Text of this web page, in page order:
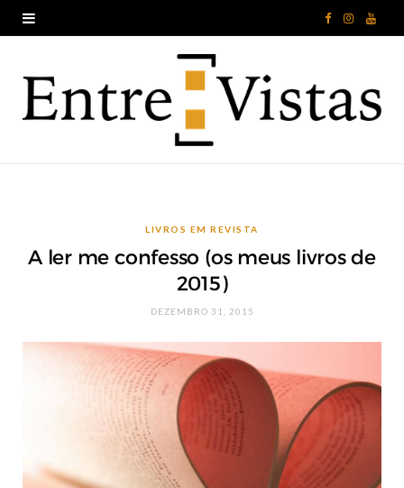
F
c
I Y
u
LIVROS EM REVISTA
A ler me confesso (os meus livros de
2015)
DEZEMBRO 31, 2015